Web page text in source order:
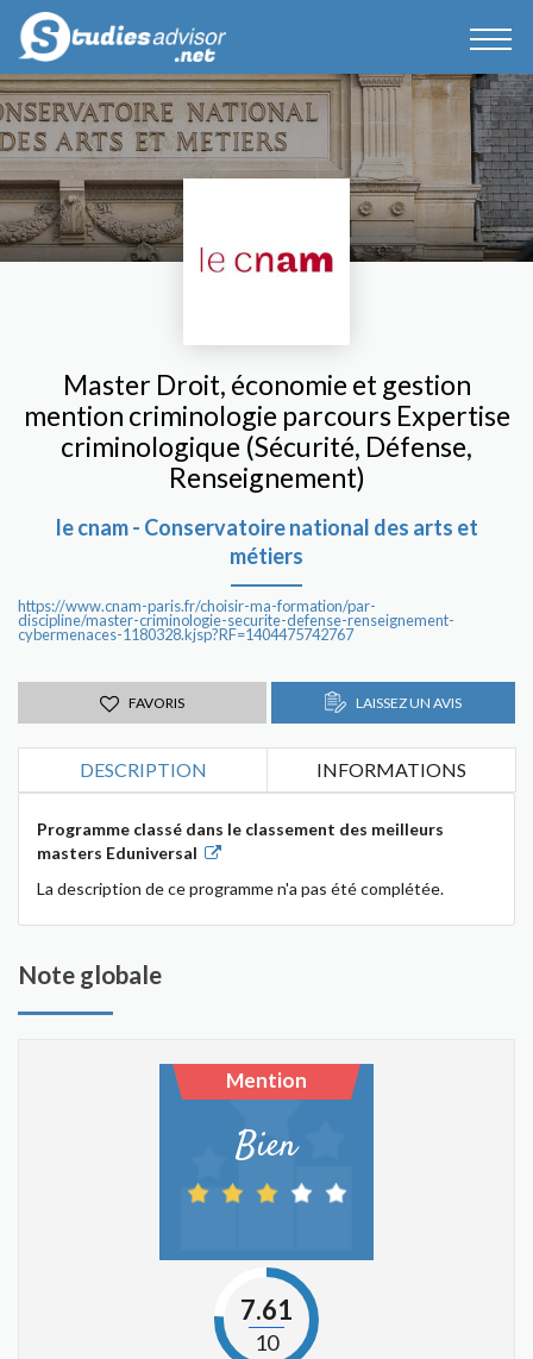
Master Droit, économie et gestion
mention criminologie parcours Expertise
criminologique (Sécurité, Défense,
Renseignement)
le cnam - Conservatoire national des arts et
métiers
https://www.cnam-paris.fr/choisir-ma-formation/par-
discipline/master-criminologie-securite-defense-renseignement-
cybermenaces-1180328.kjsp?RF=1404475742767
FAVORIS LAISSEZ UN AVIS
DESCRIPTION INFORMATIONS
Programme classé dans le classement des meilleurs
masters Eduniversal
La description de ce programme n'a pas été complétée.
Note globale
Mention
Bien
7.61
10